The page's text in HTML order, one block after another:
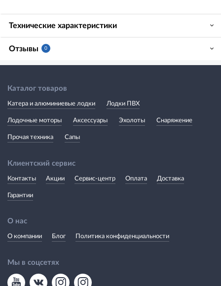
Технические характеристики
Отзывы 0
Каталог товаров
Катера и алюминиевые лодки Лодки ПВХ
Лодочные моторы Аксессуары Эхолоты Снаряжение
Прочая техника Сапы
Клиентский сервис
Контакты Акции Сервис-центр Оплата Доставка
Гарантии
О нас
О компании Блог Политика конфиденциальности
Мы в соцсетях